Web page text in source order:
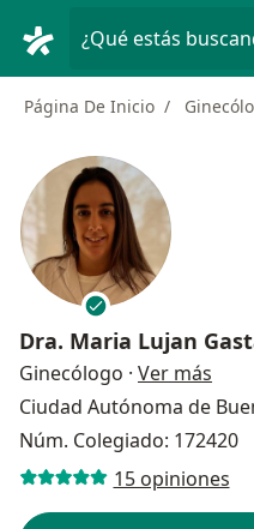
¿Qué estás
Página De Inicio
Dra. Maria Lujan
Ginecólogo · Ver más
Ciudad Autónoma de
Núm. Colegiado: 172420
15 opiniones